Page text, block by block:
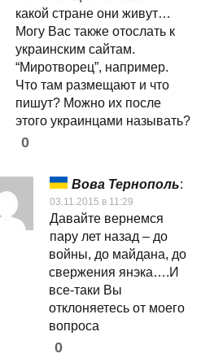
какой стране они живут…
Могу Вас также отослать к
украинским сайтам.
“Миротворец”, например.
Что там размещают и что
пишут? Можно их после
этого украинцами называть?
0
Вова Тернополь:
03.11.2015 в 11:29
Давайте вернемся
пару лет назад – до
войны, до майдана, до
свержения янэка….И
все-таки Вы
отклоняетесь от моего
вопроса
0